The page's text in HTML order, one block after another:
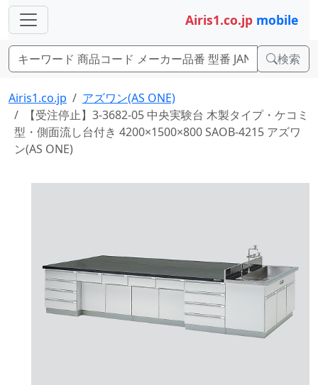
Airis1.co.jp mobile
検索
Airis1.co.jp
アズワン(AS ONE)
【受注停止】3-3682-05 中央実験台 木製タイプ・ケコミ
型・側面流し台付き 4200×1500×800 SAOB-4215 アズワ
ン(AS ONE)